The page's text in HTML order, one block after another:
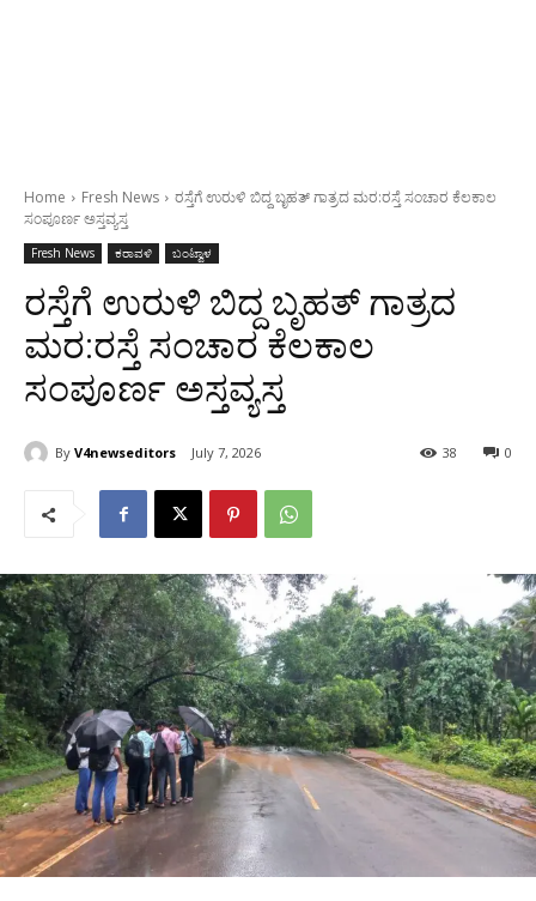
Home Fresh News
ರಸ್ತೆಗೆ ಉರುಳಿ ಬಿದ್ದ ಬೃಹತ್ ಗಾತ್ರದ ಮರ:ರಸ್ತೆ ಸಂಚಾರ ಕೆಲಕಾಲ
ಸಂಪೂರ್ಣ ಅಸ್ತವ್ಯಸ್ತ
Fresh News ಕರಾವಳಿ ಬಂಟ್ವಾಳ
ರಸ್ತೆಗೆ ಉರುಳಿ ಬಿದ್ದ ಬೃಹತ್ ಗಾತ್ರದ
ಮರ:ರಸ್ತೆ ಸಂಚಾರ ಕೆಲಕಾಲ
ಸಂಪೂರ್ಣ ಅಸ್ತವ್ಯಸ್ತ
By V4newseditors July 7, 2026 0
38